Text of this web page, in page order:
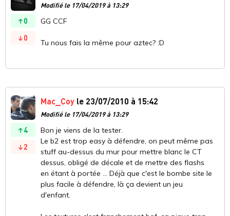
0
0
Modifié le 17/04/2019 à 13:29
GG CCF
Tu nous fais la même pour aztec? :D
4
2
Mac_Coy le 23/07/2010 à 15:42
Modifié le 17/04/2019 à 13:29
Bon je viens de la tester.
Le b2 est trop easy à défendre, on peut même pas
stuff au-dessus du mur pour mettre blanc le CT
dessus, obligé de décale et de mettre des flashs
en étant à portée ... Déjà que c'est le bombe site le
plus facile à défendre, là ça devient un jeu
d'enfant.